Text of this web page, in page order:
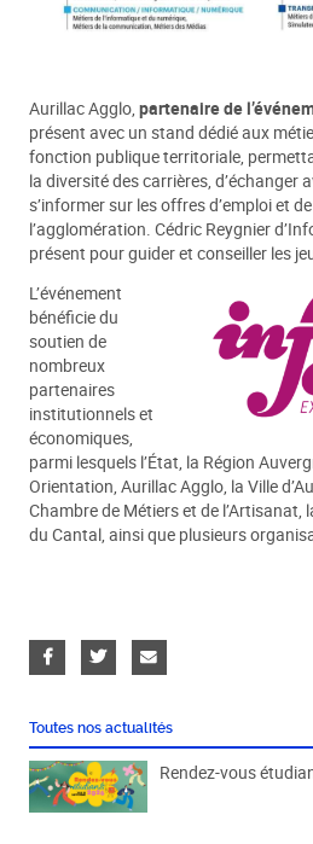
Aurillac Agglo,partenaire de
présent avec un stand dédié aux
fonction publique territoriale,
la diversité des carrières, d’échanger
s’informer sur les offres d’emploi et
l’agglomération. Cédric Reygnier
présent pour guider et conseiller les
L’événement
bénéficie du
soutien de
nombreux
partenaires
institutionnels et
économiques,
parmi lesquels l’État, la Région
Orientation, Aurillac Agglo, la Ville
Chambre de Métiers et de l’Artisanat,
du Cantal, ainsi que plusieurs
Toutes nos actualités
Rendez-vous